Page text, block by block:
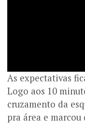
As expectativas
Logo aos 10
cruzamento da
pra área e